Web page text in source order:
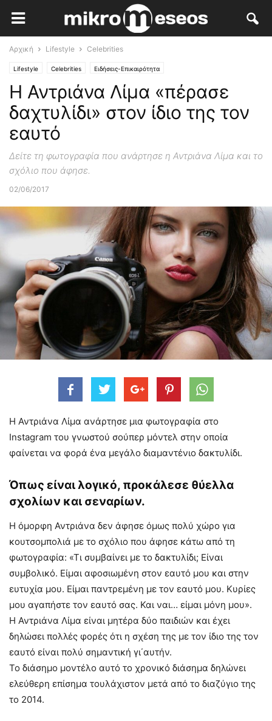
Αρχική Lifestyle Celebrities
Lifestyle Celebrities Ειδήσεις-Επικαιρότητα
Η Αντριάνα Λίμα «πέρασε
δαχτυλίδι» στον ίδιο της τον
εαυτό
Δείτε τη φωτογραφία που ανάρτησε η Αντριάνα Λίμα και το
σχόλιο που άφησε.
02/06/2017
Η Αντριάνα Λίμα ανάρτησε μια φωτογραφία στο
Instagram του γνωστού σούπερ μόντελ στην οποία
φαίνεται να φορά ένα μεγάλο διαμαντένιο δακτυλίδι.
Όπως είναι λογικό, προκάλεσε θύελλα
σχολίων και σεναρίων.
Η όμορφη Αντριάνα δεν άφησε όμως πολύ χώρο για
κουτσομπολιά με το σχόλιο που άφησε κάτω από τη
φωτογραφία: «Τι συμβαίνει με το δακτυλίδι; Είναι
συμβολικό. Είμαι αφοσιωμένη στον εαυτό μου και στην
ευτυχία μου. Είμαι παντρεμένη με τον εαυτό μου. Κυρίες
μου αγαπήστε τον εαυτό σας. Και ναι… είμαι μόνη μου».
Η Αντριάνα Λίμα είναι μητέρα δύο παιδιών και έχει
δηλώσει πολλές φορές ότι η σχέση της με τον ίδιο της τον
εαυτό είναι πολύ σημαντική γι΄αυτήν.
Το διάσημο μοντέλο αυτό το χρονικό διάσημα δηλώνει
ελεύθερη επίσημα τουλάχιστον μετά από το διαζύγιο της
το 2014.